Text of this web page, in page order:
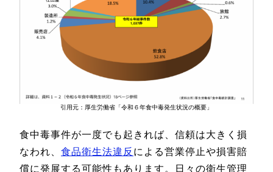
引用元：厚生労働省「令和６年食中毒発生状況の概要」
食中毒事件が一度でも起きれば、信頼は大きく損
なわれ、 食品衛生法違反 による営業停止や損害賠
償に発展する可能性もあります。日々の衛生管理